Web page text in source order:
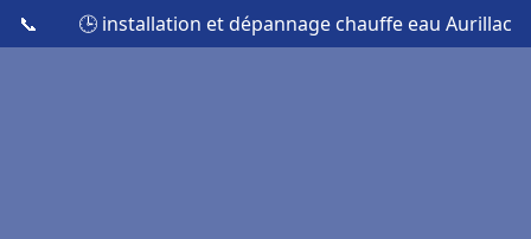
📞 🕒 installation et dépannage chauffe eau Aurillac